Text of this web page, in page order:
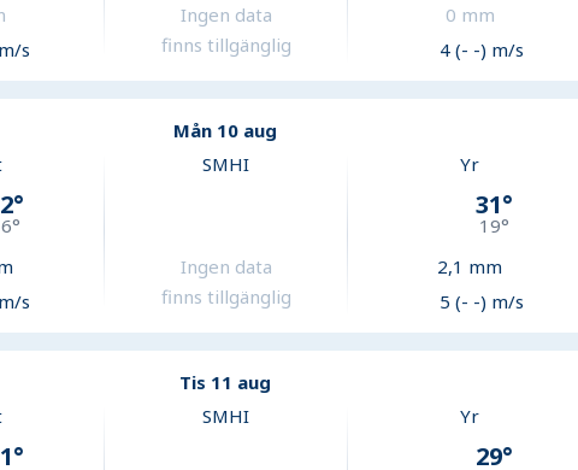
s
Ingen data
finns tillgänglig
0 mm
4 (- -) m/s
Mån 10 aug
°
°
s
SMHI
Ingen data
finns tillgänglig
Yr
31°
19°
2,1 mm
5 (- -) m/s
Tis 11 aug
°
SMHI Yr
29°